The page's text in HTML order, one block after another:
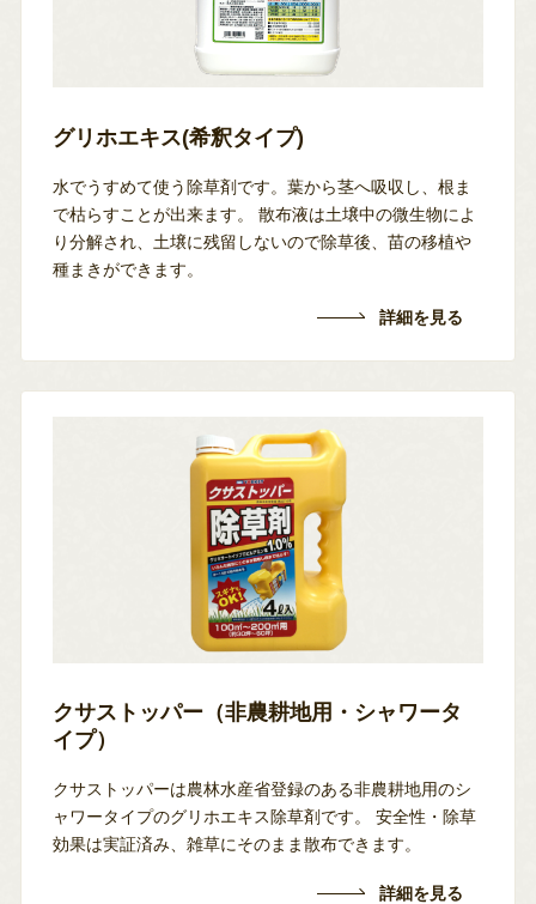
グリホエキス(希釈タイプ)
水でうすめて使う除草剤です。葉から茎へ吸収し、根ま
で枯らすことが出来ます。
散布液は土壌中の微生物によ
り分解され、土壌に残留しないので除草後、苗の移植や
種まきができます。
詳細を見る
クサストッパー（非農耕地用・シャワータ
イプ）
クサストッパーは農林水産省登録のある非農耕地用のシ
ャワータイプのグリホエキス除草剤です。
安全性・除草
効果は実証済み、雑草にそのまま散布できます。
詳細を見る